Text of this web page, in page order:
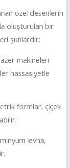
özel desenlerin
oluşturulan bir
şunlardır:
makineleri
hassasiyetle
formlar, çiçek
levha,